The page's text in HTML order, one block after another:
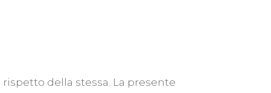
della stessa. La presente